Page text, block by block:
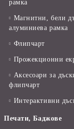
рамка
Магнитни, бели
алуминиева рамка
Флипчарт
Прожекционни
Аксесоари за
флипчарт
Интерактивни
Печати, Баджове